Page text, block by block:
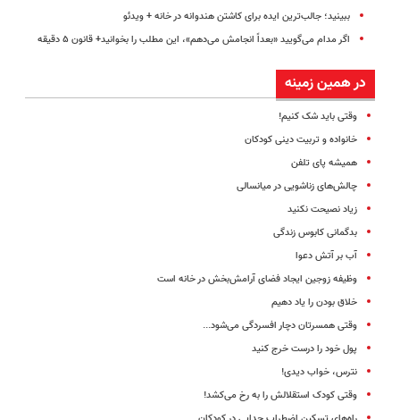
ببینید؛ جالب‌ترین ایده برای کاشتن هندوانه در خانه + ویدئو
اگر مدام می‌گویید «بعداً انجامش می‌دهم»، این مطلب را بخوانید+ قانون ۵ دقیقه
در همین زمینه
وقتی باید شک کنیم!
خانواده و تربیت دینی کودکان
همیشه پای تلفن
چالش‌های زناشویی در میانسالی
زیاد نصیحت نکنید
بدگمانی کابوس زندگی
آب بر آتش دعوا
وظیفه زوجین ایجاد فضای آرامش‌بخش در خانه است
خلاق بودن را یاد دهیم
وقتی همسرتان دچار افسردگی می‌شود...
پول خود را درست خرج کنید
نترس، خواب دیدی!
وقتی کودک استقلالش را به رخ می‌کشد!